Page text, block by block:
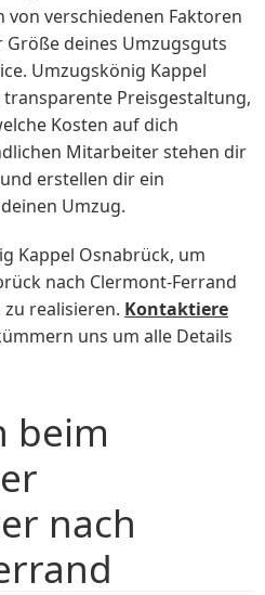
verschiedenen Faktoren
Größe deines Umzugsguts
Umzugskönig Kappel
Preisgestaltung,
Kosten auf dich
Mitarbeiter stehen dir
erstellen dir ein
Umzug.
Kappel Osnabrück, um
nach Clermont-Ferrand
realisieren. Kontaktiere
uns um alle Details
beim
nach